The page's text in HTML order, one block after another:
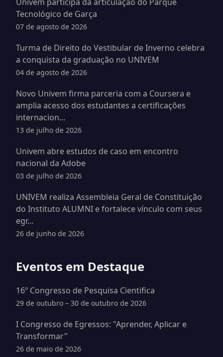
Tecnológico de Garça
07 de agosto de 2026
Turma de Direito do Vestibular de Inverno celebra
a conquista da graduação no UNIVEM
04 de agosto de 2026
Novo Univem firma parceria com a Coursera e
amplia acesso dos estudantes a certificações
internacion...
13 de julho de 2026
Univem abre estudos de caso em encontro
nacional da Adobe
03 de julho de 2026
UNIVEM realiza Assembleia Geral de Constituição
do Instituto ALUMNI e fortalece vínculo com seus
egr...
26 de junho de 2026
Eventos em Destaque
16º Congresso de Pesquisa Cientifica
29 de outubro – 30 de outubro de 2026
I Congresso de Egressos: "Aprender, Aplicar e
Transformar"
26 de maio de 2026